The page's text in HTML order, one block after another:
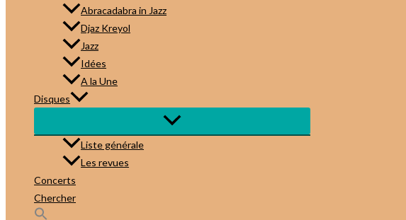
Abracadabra in Jazz
Djaz Kreyol
Jazz
Idées
A la Une
Disques
Liste générale
Les revues
Concerts
Chercher